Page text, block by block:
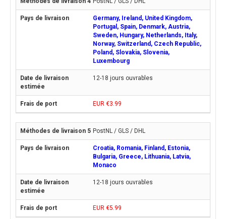
Germany, Ireland, United Kingdom,
Portugal, Spain, Denmark, Austria,
Sweden, Hungary, Netherlands, Italy,
Norway, Switzerland, Czech Republic,
Poland, Slovakia, Slovenia,
Luxembourg
12-18 jours ouvrables
EUR €3.99
PostNL / GLS / DHL
Croatia, Romania, Finland, Estonia,
Bulgaria, Greece, Lithuania, Latvia,
Monaco
12-18 jours ouvrables
EUR €5.99